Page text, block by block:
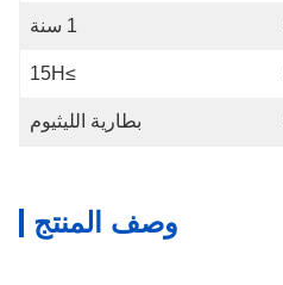
1 سنة
≥15H
بطارية الليثيوم
وصف المنتج